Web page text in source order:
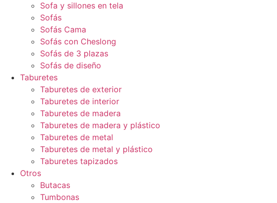
Sofa y sillones en tela
Sofás
Sofás Cama
Sofás con Cheslong
Sofás de 3 plazas
Sofás de diseño
Taburetes
Taburetes de exterior
Taburetes de interior
Taburetes de madera
Taburetes de madera y plástico
Taburetes de metal
Taburetes de metal y plástico
Taburetes tapizados
Otros
Butacas
Tumbonas